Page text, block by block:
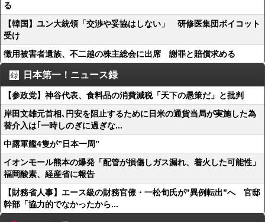
る
【韓国】ユン大統領「交渉や妥協はしない」 研修医集団ボイコット
受け
徴用被害者遺族、不二越の株主総会に出席 謝罪と賠償求める
日本第一！ニュース録
【参政党】神谷代表、食料品の消費減税「天下の愚策だ」と批判
岸田文雄元首相､円安を阻止するために日米の通貨当局が実施した為
替介入は｢一時しのぎに過ぎな...
中露軍艦4隻が”日本一周”
イオンモール熊本の爆発「配管が損傷しガス漏れ、着火した可能性」
福岡酸素、経産省に報告
【財務省人事】エース級の財務官僚・一松旬氏が”異例転出”へ 官邸
幹部「協力的でなかったから...